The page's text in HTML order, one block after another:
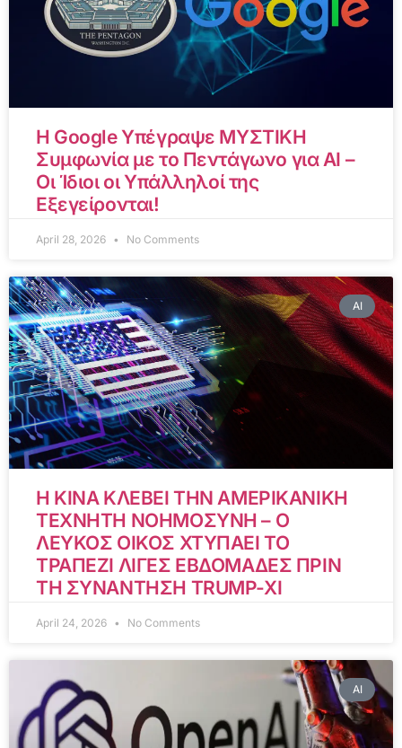
Η Google Υπέγραψε ΜΥΣΤΙΚΗ
Συμφωνία με το Πεντάγωνο για AI –
Οι Ίδιοι οι Υπάλληλοί της
Εξεγείρονται!
April 28, 2026 No Comments
AI
Η ΚΙΝΑ ΚΛΕΒΕΙ ΤΗΝ ΑΜΕΡΙΚΑΝΙΚΗ
ΤΕΧΝΗΤΗ ΝΟΗΜΟΣΥΝΗ – Ο
ΛΕΥΚΟΣ ΟΙΚΟΣ ΧΤΥΠΑΕΙ ΤΟ
ΤΡΑΠΕΖΙ ΛΙΓΕΣ ΕΒΔΟΜΑΔΕΣ ΠΡΙΝ
ΤΗ ΣΥΝΑΝΤΗΣΗ TRUMP-XI
April 24, 2026 No Comments
AI